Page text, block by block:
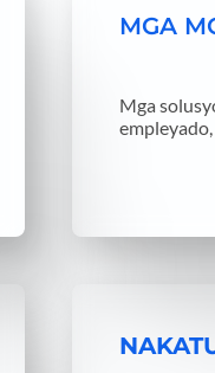
MGA
Mga